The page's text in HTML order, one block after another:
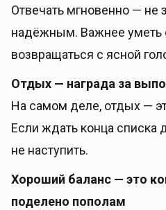
Отвечать мгновенно — не
надёжным. Важнее уметь
возвращаться с ясной
Отдых — награда за
На самом деле, отдых —
Если ждать конца списка
не наступить.
Хороший баланс — это
поделено пополам